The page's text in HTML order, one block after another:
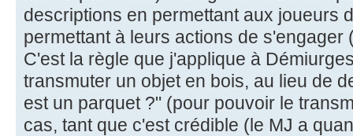
descriptions en permettant aux joueurs
permettant à leurs actions de
C'est la règle que j'applique à
transmuter un objet en bois, au lieu de
est un parquet ?" (pour pouvoir le
cas, tant que c'est crédible (le MJ a